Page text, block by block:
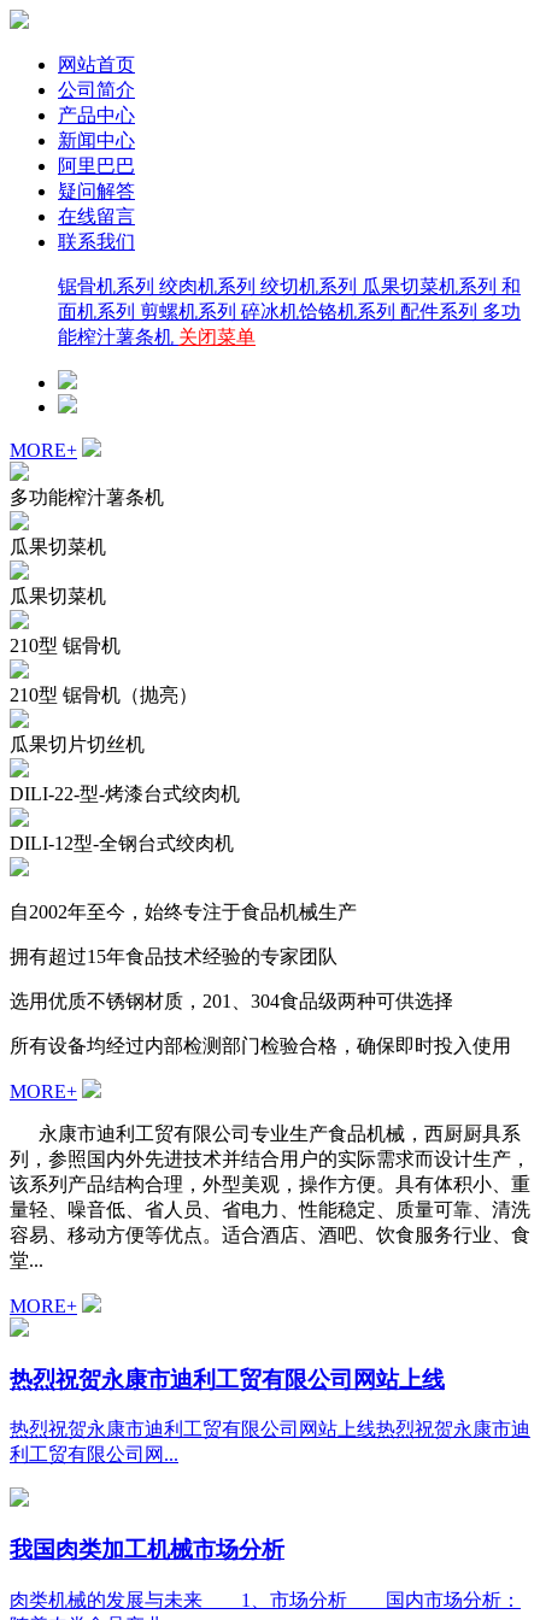
网站首页
公司简介
产品中心
新闻中心
阿里巴巴
疑问解答
在线留言
联系我们
锯骨机系列 绞肉机系列 绞切机系列 瓜果切菜机系列 和
面机系列 剪螺机系列 碎冰机饸铬机系列 配件系列 多功
能榨汁薯条机 关闭菜单
MORE+
多功能榨汁薯条机
瓜果切菜机
瓜果切菜机
210型 锯骨机
210型 锯骨机（抛亮）
瓜果切片切丝机
DILI-22-型-烤漆台式绞肉机
DILI-12型-全钢台式绞肉机
自2002年至今，始终专注于食品机械生产
拥有超过15年食品技术经验的专家团队
选用优质不锈钢材质，201、304食品级两种可供选择
所有设备均经过内部检测部门检验合格，确保即时投入使用
MORE+
永康市迪利工贸有限公司专业生产食品机械，西厨厨具系
列，参照国内外先进技术并结合用户的实际需求而设计生产，
该系列产品结构合理，外型美观，操作方便。具有体积小、重
量轻、噪音低、省人员、省电力、性能稳定、质量可靠、清洗
容易、移动方便等优点。适合酒店、酒吧、饮食服务行业、食
堂...
MORE+
热烈祝贺永康市迪利工贸有限公司网站上线
热烈祝贺永康市迪利工贸有限公司网站上线热烈祝贺永康市迪
利工贸有限公司网...
我国肉类加工机械市场分析
肉类机械的发展与未来 1、市场分析 国内市场分析：